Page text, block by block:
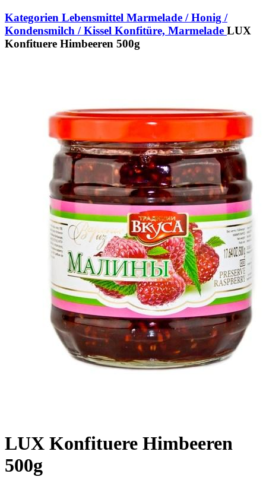
Kategorien Lebensmittel Marmelade / Honig /
Kondensmilch / Kissel Konfitüre, Marmelade LUX
Konfituere Himbeeren 500g
LUX Konfituere Himbeeren
500g